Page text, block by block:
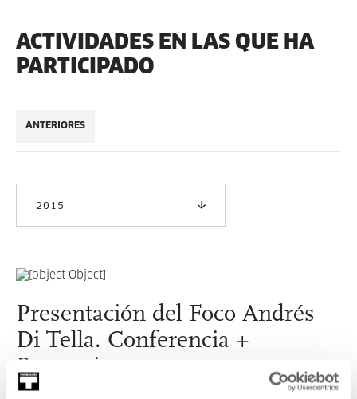
ACTIVIDADES EN LAS QUE HA
PARTICIPADO
ANTERIORES
2015
Presentación del Foco Andrés
Di Tella. Conferencia +
Proyecciones